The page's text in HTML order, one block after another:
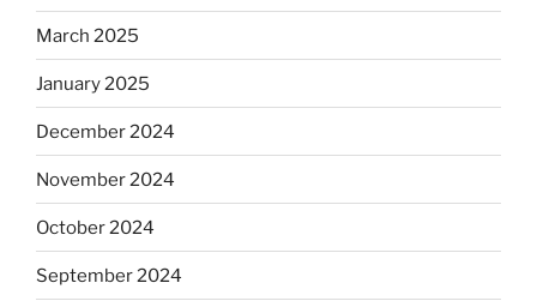
March 2025
January 2025
December 2024
November 2024
October 2024
September 2024